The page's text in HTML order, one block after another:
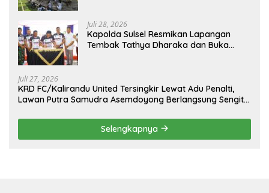
Juli 28, 2026
Kapolda Sulsel Resmikan Lapangan
Tembak Tathya Dharaka dan Buka
Juli 27, 2026
KRD FC/Kalirandu United Tersingkir Lewat Adu Penalti,
Lawan Putra Samudra Asemdoyong Berlangsung Sengit
Selengkapnya